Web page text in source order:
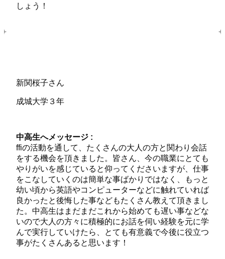
しょう！
新関桜子さん
成城大学３年
中高生へメッセージ :
ffiの活動を通して、たくさんの大人の方と関わり会話
をする機会を頂きました。皆さん、今の職業にとても
やりがいを感じていると仰ってくださいますが、仕事
をこなしていくのは簡単な事ばかりではなく、もっと
幼い頃から英語やコンピューターなどに触れていれば
良かったと後悔した事などもたくさん教えて頂きまし
た。中高生はまだまだこれから始めても遅い事などな
いので大人の方々に積極的にお話を伺い経験を元に学
んで実行していけたら、とても有意義で今後に役立つ
事がたくさんあると思います！